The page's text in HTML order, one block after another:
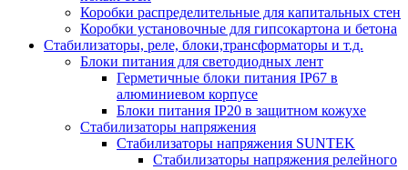
Коробки распределительные для капитальных стен
Коробки установочные для гипсокартона и бетона
Стабилизаторы, реле, блоки,трансформаторы и т.д.
Блоки питания для светодиодных лент
Герметичные блоки питания IP67 в
алюминиевом корпусе
Блоки питания IP20 в защитном кожухе
Стабилизаторы напряжения
Стабилизаторы напряжения SUNTEK
Стабилизаторы напряжения релейного